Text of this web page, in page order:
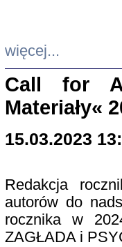
więcej...
Call for
Materiały«
15.03.2023
Redakcja
autorów do
rocznika w
ZAGŁADA i